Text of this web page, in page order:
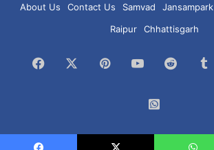
About Us
Contact Us Samvad Jansampark
Raipur
Chhattisgarh
Facebook PinterestYouTubeReddit
Group